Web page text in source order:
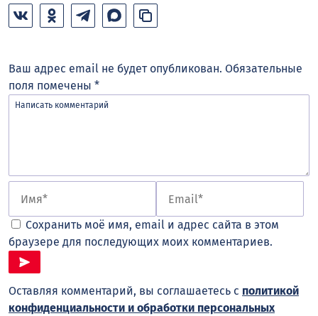
Ваш адрес email не будет опубликован. Обязательные
поля помечены *
Сохранить моё имя, email и адрес сайта в этом
браузере для последующих моих комментариев.
Оставляя комментарий, вы соглашаетесь с политикой
конфиденциальности и обработки персональных